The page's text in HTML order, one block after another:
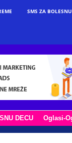
SMS ZA
DECU Oglasi-